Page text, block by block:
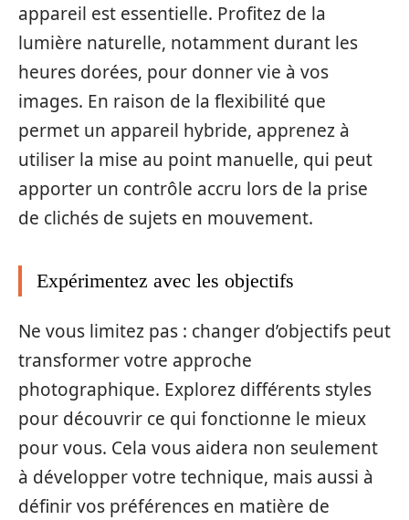
appareil est essentielle. Profitez de la
lumière naturelle, notamment durant les
heures dorées, pour donner vie à vos
images. En raison de la flexibilité que
permet un appareil hybride, apprenez à
utiliser la mise au point manuelle, qui peut
apporter un contrôle accru lors de la prise
de clichés de sujets en mouvement.
Expérimentez avec les objectifs
Ne vous limitez pas : changer d’objectifs peut
transformer votre approche
photographique. Explorez différents styles
pour découvrir ce qui fonctionne le mieux
pour vous. Cela vous aidera non seulement
à développer votre technique, mais aussi à
définir vos préférences en matière de